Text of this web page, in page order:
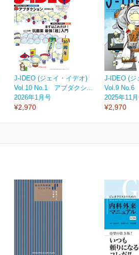
J-IDEO (ジェイ・イデオ)
Vol.10 No.1 アブダクシ...
2026年1月号
¥2,970
J-IDEO (ジ
Vol.9 No.6
2025年11
¥2,970